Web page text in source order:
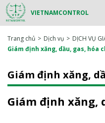
VIETNAMCONTROL
Trang chủ Dịch vụ
DỊCH VỤ
Giám định xăng, dầu, gas, hóa
Giám định xăng,
Giám định xăng,